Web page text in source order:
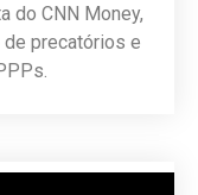
do CNN Money,
de precatórios e